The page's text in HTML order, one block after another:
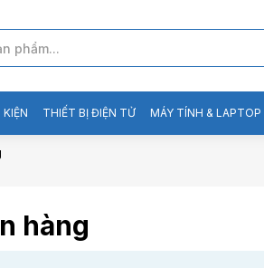
THIẾT BỊ ĐIỆN TỬ MÁY TÍNH & LAPTOP
hàng